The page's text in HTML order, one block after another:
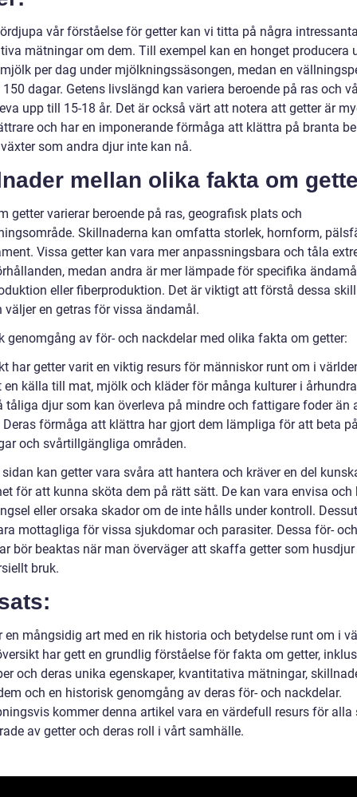
vår förståelse för getter kan vi titta på några
mätningar om dem. Till exempel kan en honget producera
per dag under mjölkningssäsongen, medan en
dagar. Getens livslängd kan variera beroende på ras och
upp till 15-18 år. Det är också värt att notera att getter är
och har en imponerande förmåga att klättra på branta
som andra djur inte kan nå.
mellan olika fakta om
getter varierar beroende på ras, geografisk plats och
Skillnaderna kan omfatta storlek, hornform,
Vissa getter kan vara mer anpassningsbara och tåla
medan andra är mer lämpade för specifika
eller fiberproduktion. Det är viktigt att förstå dessa
väljer en getras för vissa ändamål.
genomgång av för- och nackdelar med olika fakta om getter:
har getter varit en viktig resurs för människor runt om i
en källa till mat, mjölk och kläder för många kulturer i
tåliga djur som kan överleva på mindre och fattigare foder än
Deras förmåga att klättra har gjort dem lämpliga för att beta
och svårtillgängliga områden.
kan getter vara svåra att hantera och kräver en del
för att kunna sköta dem på rätt sätt. De kan vara envisa och
eller orsaka skador om de inte hålls under kontroll.
mottagliga för vissa sjukdomar och parasiter. Dessa för- och
bör beaktas när man överväger att skaffa getter som
bruk.
en mångsidig art med en rik historia och betydelse runt om i
har gett en grundlig förståelse för fakta om getter,
och deras unika egenskaper, kvantitativa mätningar,
och en historisk genomgång av deras för- och nackdelar.
kommer denna artikel vara en värdefull resurs för alla
av getter och deras roll i vårt samhälle.